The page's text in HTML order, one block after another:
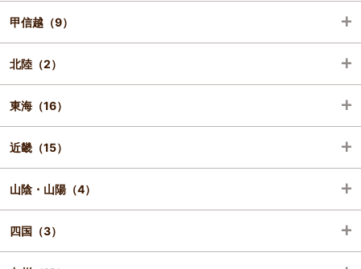
宮城（2）
秋田（1）
山形（2）
福島（2）
群馬（1）
茨城（4）
千葉（3）
東京（5）
神奈川（1）
甲信越（9）
山梨（2）
長野（3）
新潟（4）
北陸（2）
富山（1）
福井（1）
東海（16）
岐阜（3）
愛知（10）
三重（3）
近畿（15）
滋賀（3）
京都（3）
山陰・山陽（4）
岡山（1）
四国（3）